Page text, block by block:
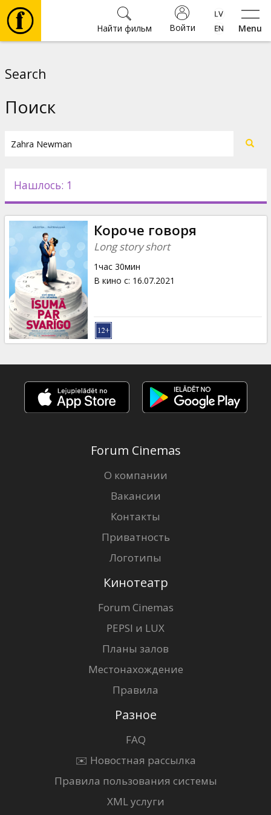
Menu
Войти
Найти фильм
Новости
Подарки
Кинозакуски
B2B
Клуб
Search
Поиск
Нашлось: 1
Короче говоря
Long story short
1час 30мин
В кино с: 16.07.2021
Forum Cinemas
О компании
Вакансии
Контакты
Приватность
Логотипы
Кинотеатр
Forum Cinemas
PEPSI и LUX
Планы залов
Местонахождение
Правила
Разное
FAQ
✉️ Новостная рассылка
Правила пользования системы
XML услуги